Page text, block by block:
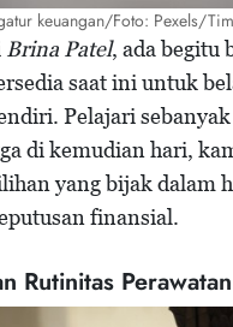
keuangan/Foto: Pexels/
Brina Patel, ada begitu
saat ini untuk
Pelajari
di kemudian hari,
yang bijak dalam
finansial.
Rutinitas